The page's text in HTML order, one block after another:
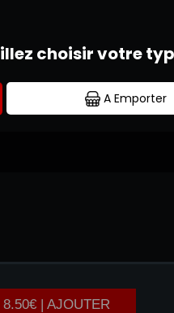
TEX MEX
8.50€ | AJOUTER